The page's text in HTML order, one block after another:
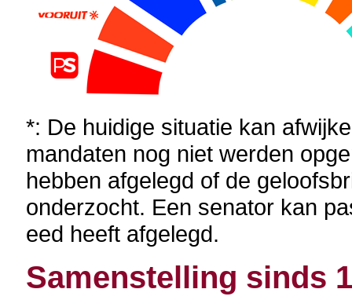
*: De huidige situatie kan
mandaten nog niet werden
hebben afgelegd of de
onderzocht. Een senator kan
eed heeft afgelegd.
Samenstelling sinds